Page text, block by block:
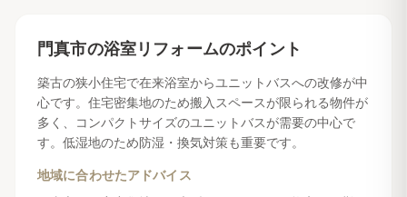
門真市の浴室リフォームのポイント
築古の狭小住宅で在来浴室からユニットバスへの改修が中
心です。住宅密集地のため搬入スペースが限られる物件が
多く、コンパクトサイズのユニットバスが需要の中心で
す。低湿地のため防湿・換気対策も重要です。
地域に合わせたアドバイス